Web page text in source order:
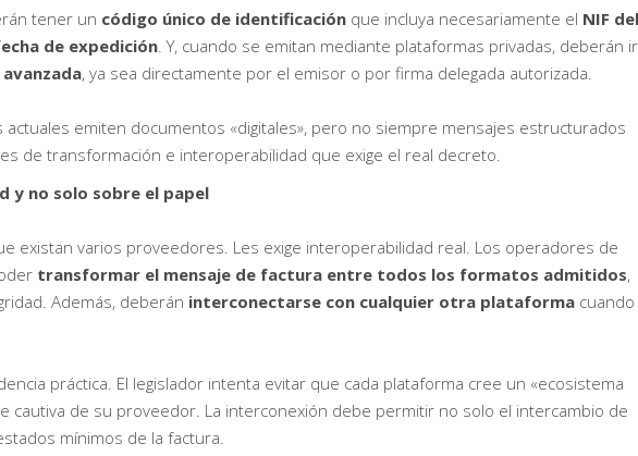
tener un código único de identificación que incluya necesariamente el NIF del
de expedición. Y, cuando se emitan mediante plataformas privadas, deberán ir
, ya sea directamente por el emisor o por firma delegada autorizada.
actuales emiten documentos «digitales», pero no siempre mensajes estructurados
de transformación e interoperabilidad que exige el real decreto.
y no solo sobre el papel
existan varios proveedores. Les exige interoperabilidad real. Los operadores de
transformar el mensaje de factura entre todos los formatos admitidos,
Además, deberán interconectarse con cualquier otra plataforma
práctica. El legislador intenta evitar que cada plataforma cree un «ecosistema
cautiva de su proveedor. La interconexión debe permitir no solo el intercambio de
mínimos de la factura.